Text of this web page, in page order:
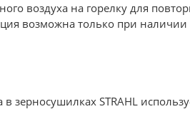
воздуха на горелку для
возможна только при
зерносушилках STRAHL